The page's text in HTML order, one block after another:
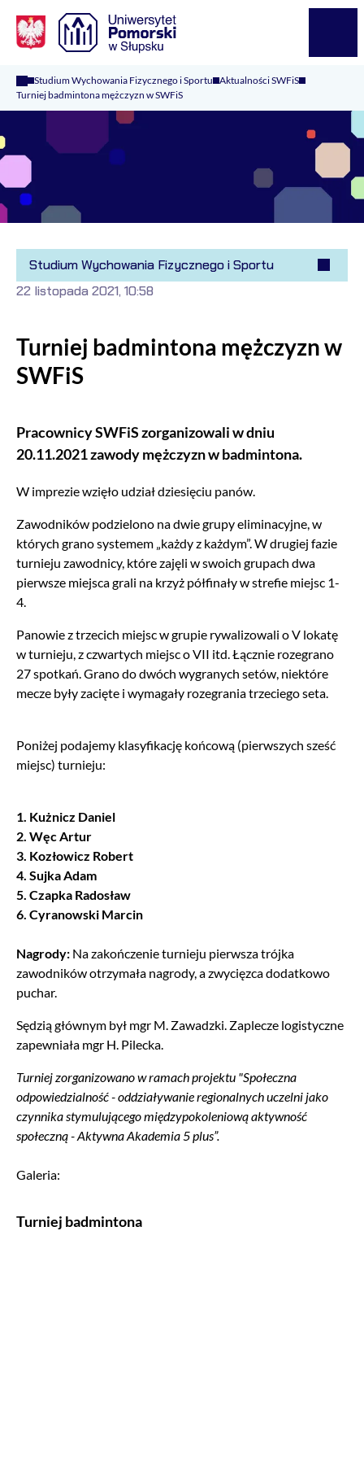
Studium Wychowania Fizycznego i Sportu Aktualności SWFiS
Turniej badmintona mężczyzn w SWFiS
Studium Wychowania Fizycznego i Sportu
Turniej badmintona mężczyzn w
SWFiS
Pracownicy SWFiS zorganizowali w dniu
20.11.2021 zawody mężczyzn w badmintona.
22 listopada 2021, 10:58
W imprezie wzięło udział dziesięciu panów.
Zawodników podzielono na dwie grupy eliminacyjne, w
których grano systemem „każdy z każdym”. W drugiej fazie
turnieju zawodnicy, które zajęli w swoich grupach dwa
pierwsze miejsca grali na krzyż półfinały w strefie miejsc 1-
4.
Panowie z trzecich miejsc w grupie rywalizowali o V lokatę
w turnieju, z czwartych miejsc o VII itd. Łącznie rozegrano
27 spotkań. Grano do dwóch wygranych setów, niektóre
mecze były zacięte i wymagały rozegrania trzeciego seta.
Poniżej podajemy klasyfikację końcową (pierwszych sześć
miejsc) turnieju:
1. Kużnicz Daniel
2. Węc Artur
3. Kozłowicz Robert
4. Sujka Adam
5. Czapka Radosław
6. Cyranowski Marcin
Nagrody: Na zakończenie turnieju pierwsza trójka
zawodników otrzymała nagrody, a zwycięzca dodatkowo
puchar.
Sędzią głównym był mgr M. Zawadzki. Zaplecze logistyczne
zapewniała mgr H. Pilecka.
Turniej zorganizowano w ramach projektu "Społeczna
odpowiedzialność - oddziaływanie regionalnych uczelni jako
czynnika stymulującego międzypokoleniową aktywność
społeczną - Aktywna Akademia 5 plus”.
Galeria:
Turniej badmintona